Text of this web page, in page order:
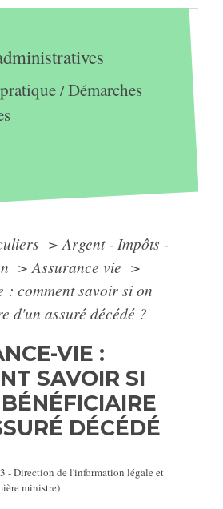
/Démarches
> Argent - Impôts -
> Assurance vie >
: comment savoir si on
d'un assuré décédé ?
VIE :
SAVOIR SI
DÉCÉDÉ
- Direction de l'information légale et
ministre)